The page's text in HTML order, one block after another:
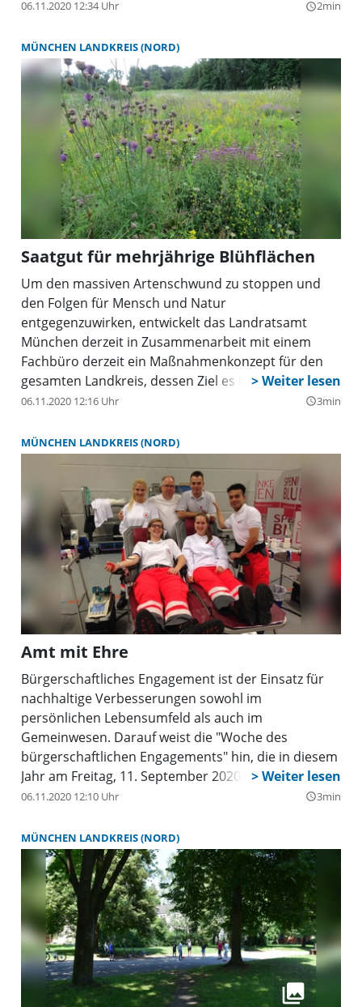
einer 28-köpfigen Delegation aus der Woiwodschaft
06.11.2020 12:34 Uhr query_builder2min
MÜNCHEN LANDKREIS (NORD)
Saatgut für mehrjährige Blühflächen
Um den massiven Artenschwund zu stoppen und
den Folgen für Mensch und Natur
entgegenzuwirken, entwickelt das Landratsamt
München derzeit in Zusammenarbeit mit einem
Fachbüro derzeit ein Maßnahmenkonzept für den
gesamten Landkreis, dessen Ziel es ist, die
biologische Vielfalt wie auch die Lebensraumqualität
verbessern. Nach Fertigstellung des Konzepts sollen
dessen Empfehlungen mit möglichst vielen Partnern
Zug um Zug umgesetzt werden.
06.11.2020 12:16 Uhr query_builder3min
MÜNCHEN LANDKREIS (NORD)
Amt mit Ehre
Bürgerschaftliches Engagement ist der Einsatz für
nachhaltige Verbesserungen sowohl im
persönlichen Lebensumfeld als auch im
Gemeinwesen. Darauf weist die "Woche des
bürgerschaftlichen Engagements" hin, die in diesem
Jahr am Freitag, 11. September 2020, startet.
06.11.2020 12:10 Uhr query_builder3min
MÜNCHEN LANDKREIS (NORD)